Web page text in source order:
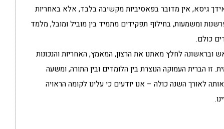
גיסא, אין מדובר בפאסיביות מקשיבה בלבד, אלא באחריות
ומשמעות, בחילוף תפקידים מתמיד בין מוביל ומובל, מלמד
כולם.
ובראשונה לחלץ מאתנו את הרצון, המאמץ, האחריות והנכונות
זו הברית העמוקה הנוצרת בין הלומדים ובין התורה, ומשעה
לאורך השנה כולה – אנו יודעים כי עלינו לקומה הראויה